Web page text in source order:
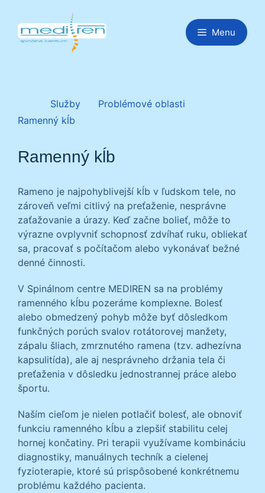
obsah
Menu
Služby
Problémové oblasti
Ramenný kĺb
Ramenný kĺb
Rameno je najpohyblivejší kĺb v ľudskom tele, no
zároveň veľmi citlivý na preťaženie, nesprávne
zaťažovanie a úrazy. Keď začne bolieť, môže to
výrazne ovplyvniť schopnosť zdvíhať ruku, obliekať
sa, pracovať s počítačom alebo vykonávať bežné
denné činnosti.
V Spinálnom centre MEDIREN sa na problémy
ramenného kĺbu pozeráme komplexne. Bolesť
alebo obmedzený pohyb môže byť dôsledkom
funkčných porúch svalov rotátorovej manžety,
zápalu šliach, zmrznutého ramena (tzv. adhezívna
kapsulitída), ale aj nesprávneho držania tela či
preťaženia v dôsledku jednostrannej práce alebo
športu.
Naším cieľom je nielen potlačiť bolesť, ale obnoviť
funkciu ramenného kĺbu a zlepšiť stabilitu celej
hornej končatiny. Pri terapii využívame kombináciu
diagnostiky, manuálnych techník a cielenej
fyzioterapie, ktoré sú prispôsobené konkrétnemu
problému každého pacienta.